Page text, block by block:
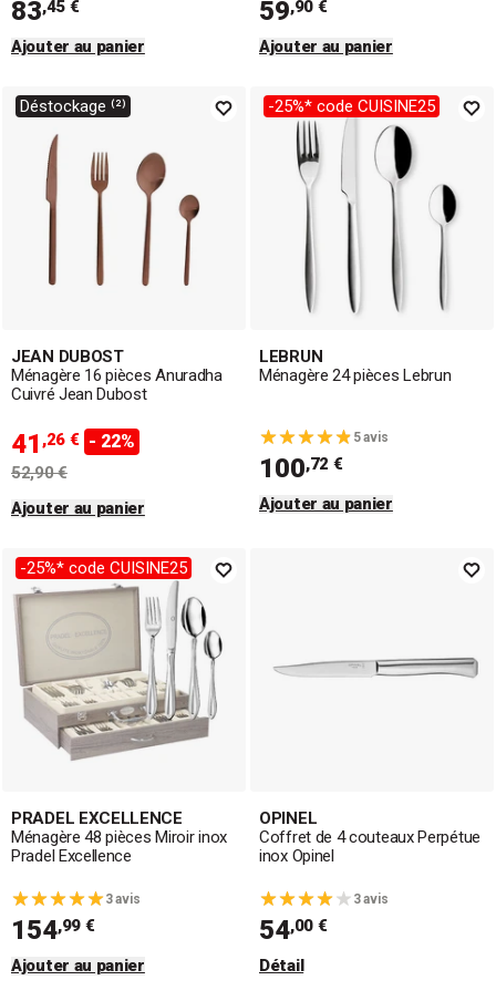
83,45 €
Ajouter au panier
59,90 €
Ajouter au panier
Déstockage ⁽²⁾
JEAN DUBOST
Ménagère 16 pièces Anuradha
Cuivré Jean Dubost
41 ,26 € - 22%
52,90 €
Ajouter au panier
-25%* code CUISINE25
LEBRUN
Ménagère 24 pièces Lebrun
5 avis
100,72 €
Ajouter au panier
-25%* code CUISINE25
PRADEL EXCELLENCE
Ménagère 48 pièces Miroir inox
Pradel Excellence
3 avis
154,99 €
Ajouter au panier
OPINEL
Coffret de 4 couteaux Perpétue
inox Opinel
3 avis
54,00 €
Détail